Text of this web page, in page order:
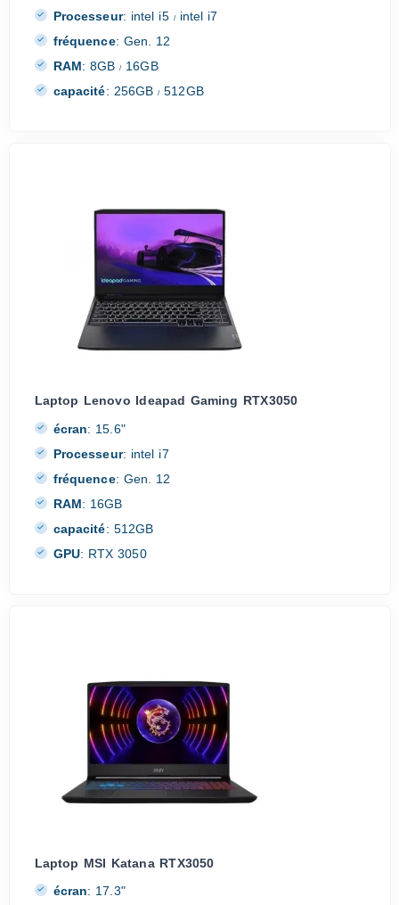
Processeur: intel i5 /intel i7
fréquence: Gen. 12
RAM: 8GB/ 16GB
capacité: 256GB/ 512GB
Laptop Lenovo Ideapad Gaming RTX3050
écran: 15.6"
Processeur: intel i7
fréquence: Gen. 12
RAM: 16GB
capacité: 512GB
GPU: RTX 3050
Laptop MSI Katana RTX3050
écran: 17.3"